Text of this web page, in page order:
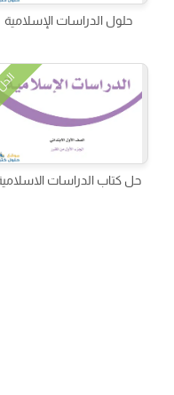
حلول الدراسات الإسلامية
حل كتاب الدراسات